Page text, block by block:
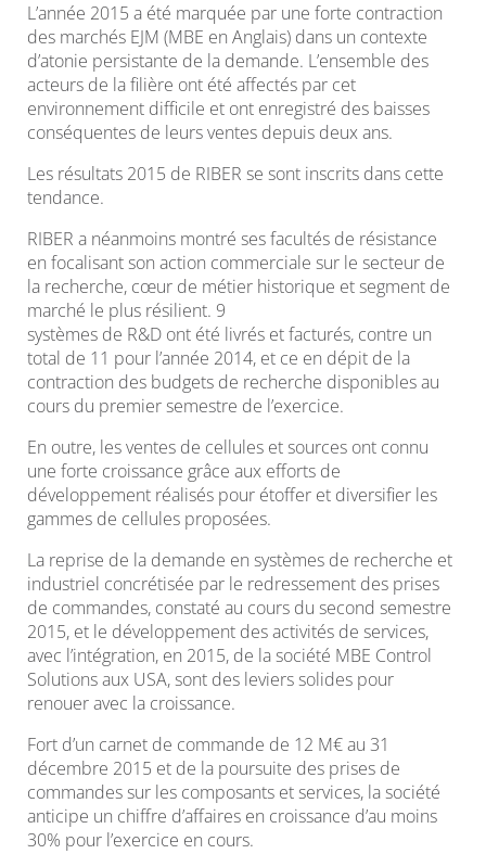
L’année 2015 a été marquée par une forte contraction
des marchés EJM (MBE en Anglais) dans un contexte
d’atonie persistante de la demande. L’ensemble des
acteurs de la filière ont été affectés par cet
environnement difficile et ont enregistré des baisses
conséquentes de leurs ventes depuis deux ans.
Les résultats 2015 de RIBER se sont inscrits dans cette
tendance.
RIBER a néanmoins montré ses facultés de résistance
en focalisant son action commerciale sur le secteur de
la recherche, cœur de métier historique et segment de
marché le plus résilient. 9
systèmes de R&D ont été livrés et facturés, contre un
total de 11 pour l’année 2014, et ce en dépit de la
contraction des budgets de recherche disponibles au
cours du premier semestre de l’exercice.
En outre, les ventes de cellules et sources ont connu
une forte croissance grâce aux efforts de
développement réalisés pour étoffer et diversifier les
gammes de cellules proposées.
La reprise de la demande en systèmes de recherche et
industriel concrétisée par le redressement des prises
de commandes, constaté au cours du second semestre
2015, et le développement des activités de services,
avec l’intégration, en 2015, de la société MBE Control
Solutions aux USA, sont des leviers solides pour
renouer avec la croissance.
Fort d’un carnet de commande de 12 M€ au 31
décembre 2015 et de la poursuite des prises de
commandes sur les composants et services, la société
anticipe un chiffre d’affaires en croissance d’au moins
30% pour l’exercice en cours.